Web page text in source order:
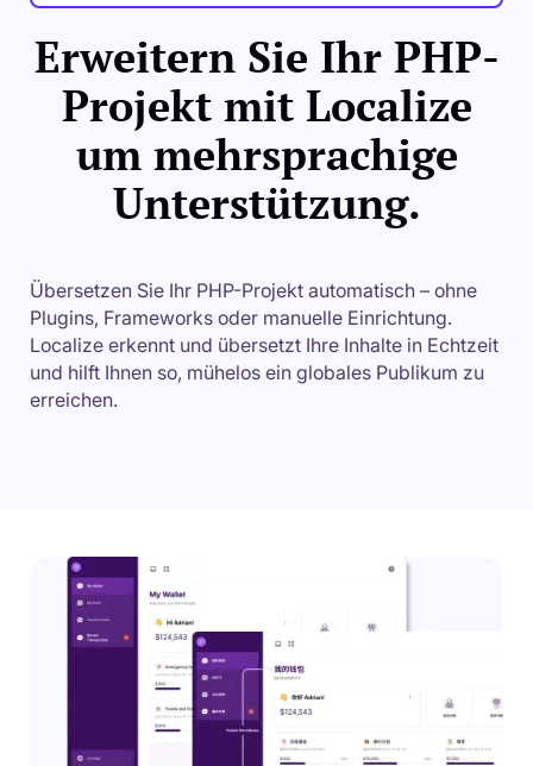
Erweitern Sie Ihr PHP-
Projekt mit Localize
um mehrsprachige
Unterstützung.
Übersetzen Sie Ihr PHP-Projekt automatisch – ohne
Plugins, Frameworks oder manuelle Einrichtung.
Localize erkennt und übersetzt Ihre Inhalte in Echtzeit
und hilft Ihnen so, mühelos ein globales Publikum zu
erreichen.